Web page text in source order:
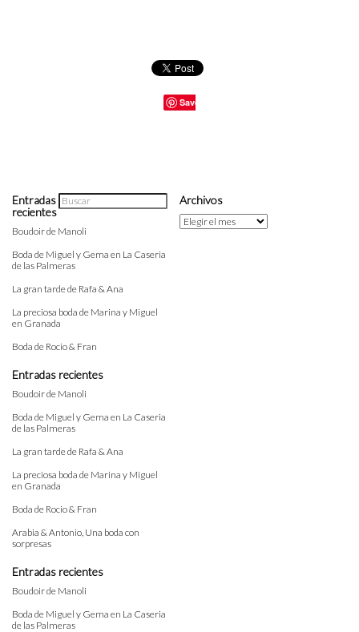
Save
Entradas
recientes
Boudoir de Manoli
Boda de Miguel y Gema en La Caseria
de las Palmeras
La gran tarde de Rafa & Ana
La preciosa boda de Marina y Miguel
en Granada
Boda de Rocio & Fran
Entradas recientes
Boudoir de Manoli
Boda de Miguel y Gema en La Caseria
de las Palmeras
La gran tarde de Rafa & Ana
La preciosa boda de Marina y Miguel
en Granada
Boda de Rocio & Fran
Arabia & Antonio, Una boda con
sorpresas
Entradas recientes
Boudoir de Manoli
Boda de Miguel y Gema en La Caseria
de las Palmeras
Archivos
Archivos